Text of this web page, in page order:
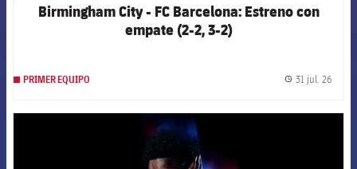
Birmingham City - FC Barcelona: Estreno con
empate (2-2, 3-2)
PRIMER EQUIPO 31 jul. 26
FCB Barcelona badge